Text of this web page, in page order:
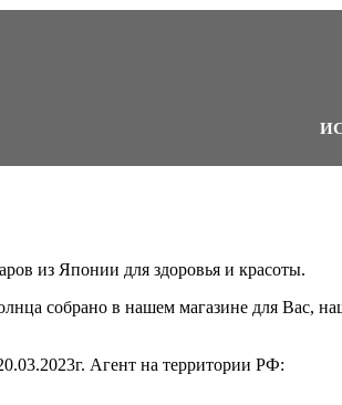
из Японии для здоровья и красоты.
собрано в нашем магазине для Вас,
Агент на территории РФ: